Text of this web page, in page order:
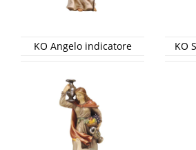
KO Angelo indicatore KO